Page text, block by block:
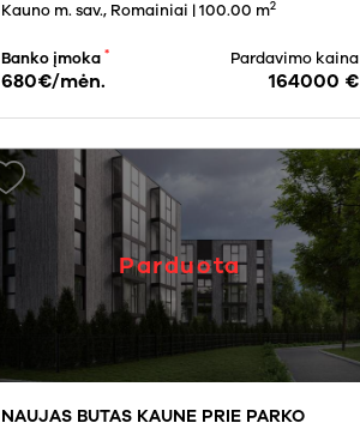
Kauno m. sav., Romainiai | 100.00 m2
Banko įmoka *
680€/mėn.
Pardavimo kaina
164000 €
Parduota
NAUJAS BUTAS KAUNE PRIE PARKO